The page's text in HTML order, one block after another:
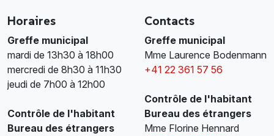
Horaires
Greffe municipal
mardi de 13h30 à 18h00
mercredi de 8h30 à 11h30
jeudi de 7h00 à 12h00
Contrôle de l'habitant
Bureau des étrangers
Contacts
Greffe municipal
Mme Laurence Bodenmann
+41 22 361 57 56
Contrôle de l'habitant
Bureau des étrangers
Mme Florine Hennard